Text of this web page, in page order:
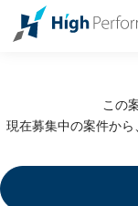
この
現在募集中の案件から